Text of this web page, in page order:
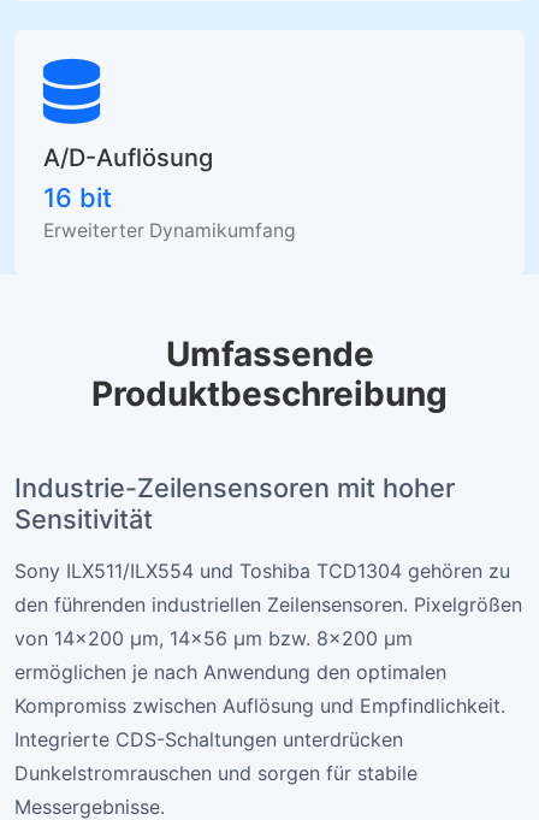
A/D-Auflösung
16 bit
Erweiterter Dynamikumfang
Umfassende
Produktbeschreibung
Industrie-Zeilensensoren mit hoher
Sensitivität
Sony ILX511/ILX554 und Toshiba TCD1304 gehören zu
den führenden industriellen Zeilensensoren. Pixelgrößen
von 14×200 µm, 14×56 µm bzw. 8×200 µm
ermöglichen je nach Anwendung den optimalen
Kompromiss zwischen Auflösung und Empfindlichkeit.
Integrierte CDS-Schaltungen unterdrücken
Dunkelstromrauschen und sorgen für stabile
Messergebnisse.